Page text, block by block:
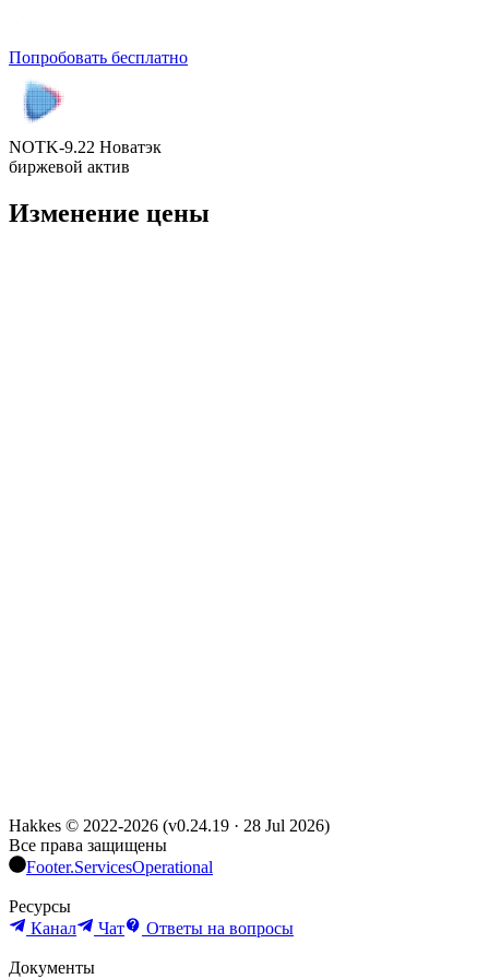
Попробовать бесплатно
NOTK-9.22 Новатэк
биржевой актив
Изменение цены
Hakkes © 2022-2026 (v0.24.19 · 28 Jul 2026)
Все права защищены
Footer.ServicesOperational
Ресурсы
Канал
Чат Ответы на вопросы
Документы